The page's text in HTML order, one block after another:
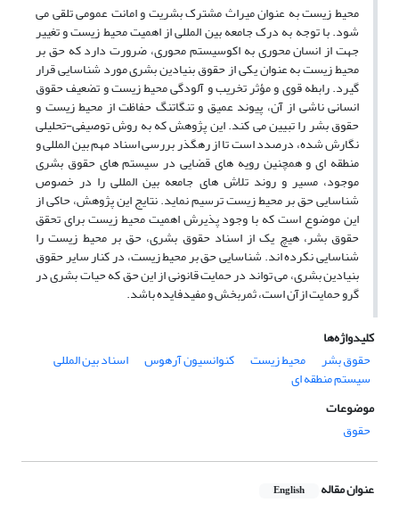
محیط زیست به عنوان میراث مشترک بشریت و امانت عمومی تلقی می
شود. با توجه به درک جامعه بین المللی از اهمیت محیط زیست و تغییر
جهت از انسان محوری به اکوسیستم محوری، ضرورت دارد که حق بر
محیط زیست به عنوان یکی از حقوق بنیادین بشری مورد شناسایی قرار
گیرد. رابطه قوی و مؤثر تخریب و آلودگی محیط زیست و تضعیف حقوق
انسانی ناشی از آن، پیوند عمیق و تنگاتنگ حفاظت از محیط زیست و
حقوق بشر را تبیین می کند. این پژوهش که به روش توصیفی-تحلیلی
نگارش شده، درصدد است تا از رهگذر بررسی اسناد مهم بین المللی و
منطقه ای و همچنین رویه های قضایی در سیستم های حقوق بشری
موجود، مسیر و روند تلاش های جامعه بین المللی را در خصوص
شناسایی حق بر محیط زیست ترسیم نماید. نتایج این پژوهش، حاکی از
این موضوع است که با وجود پذیرش اهمیت محیط زیست برای تحقق
حقوق بشر، هیچ یک از اسناد حقوق بشری، حق بر محیط زیست را
شناسایی نکرده اند. شناسایی حق بر محیط زیست، در کنار سایر حقوق
بنیادین بشری، می تواند در حمایت قانونی از این حق که حیات بشری در
گرو حمایت ازآن است، ثمربخش و مفیدفایده باشد.
کلیدواژه‌ها
حقوق بشر
محیط زیست کنوانسیون آرهوس اسناد بین المللی
سیستم منطقه ای
موضوعات
حقوق
عنوان مقاله English